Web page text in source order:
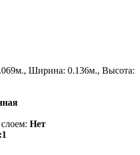
Ширина: 0.136м., Высота:
Нет